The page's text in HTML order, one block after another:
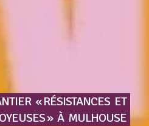
« RÉSISTANCES ET
» À MULHOUSE